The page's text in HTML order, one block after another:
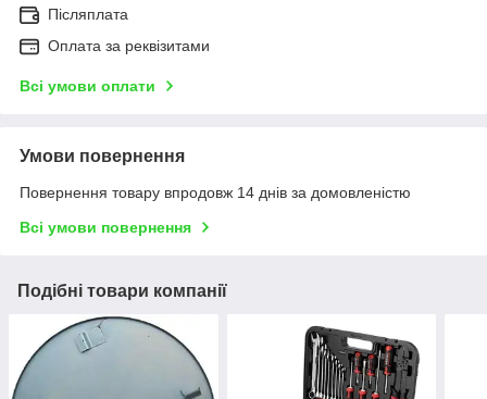
Післяплата
Оплата за реквізитами
Всі умови оплати
Умови повернення
Повернення товару впродовж 14 днів за домовленістю
Всі умови повернення
Подібні товари компанії